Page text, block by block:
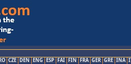
CZE DEN ENG ESP FAI FIN FRA GER GRE INA